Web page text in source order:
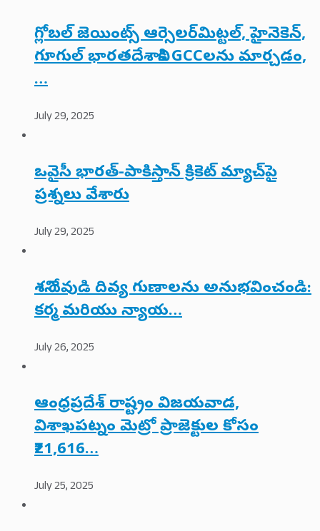
గ్లోబల్ జెయింట్స్ ఆర్సెలర్‌మిట్టల్, హైనెకెన్,
గూగుల్ భారతదేశానికి GCCలను మార్చడం,
…
July 29, 2025
ఒవైసీ భారత్-పాకిస్తాన్ క్రికెట్ మ్యాచ్‌పై
ప్రశ్నలు వేశారు
July 29, 2025
శని దేవుడి దివ్య గుణాలను అనుభవించండి:
కర్మ మరియు న్యాయ…
July 26, 2025
ఆంధ్రప్రదేశ్ రాష్ట్రం విజయవాడ,
విశాఖపట్నం మెట్రో ప్రాజెక్టుల కోసం
₹21,616…
July 25, 2025